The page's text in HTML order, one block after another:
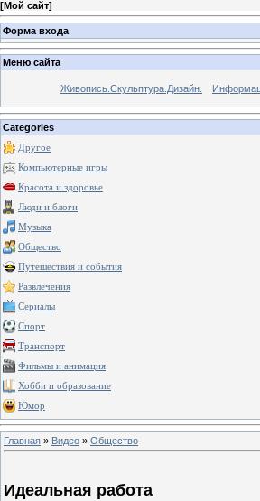
[Мой сайт]
Форма входа
Меню сайта
Живопись.Скульптура.Дизайн.
Categories
Другое
Компьютерные игры
Красота и здоровье
Люди и блоги
Музыка
Общество
Путешествия и события
Развлечения
Сериалы
Спорт
Транспорт
Фильмы и анимация
Хобби и образование
Юмор
Главная » Видео » Общество
Идеальная работа